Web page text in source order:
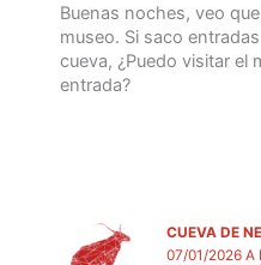
Buenas noches, veo
museo. Si saco
cueva, ¿Puedo visitar el
entrada?
CUEVA DE
07/01/2026 A